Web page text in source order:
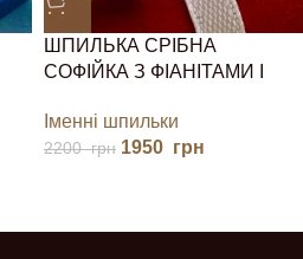
ШПИЛЬКА СРІБНА
СОФІЙКА З ФІАНІТАМИ І
Іменні шпильки
2200грн 1950 грн